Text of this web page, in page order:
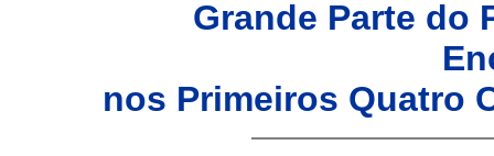
Grande Parte do
nos Primeiros Quatro